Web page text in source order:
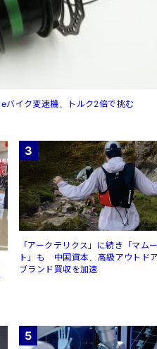
イク変速機、トルク2倍で挑む
3
「アークテリクス」に続き「マム
ト」も 中国資本、高級アウトド
ブランド買収を加速
5